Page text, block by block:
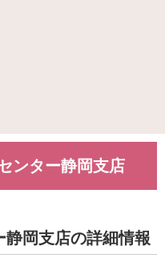
ンター静岡支店
岡支店の詳細情報